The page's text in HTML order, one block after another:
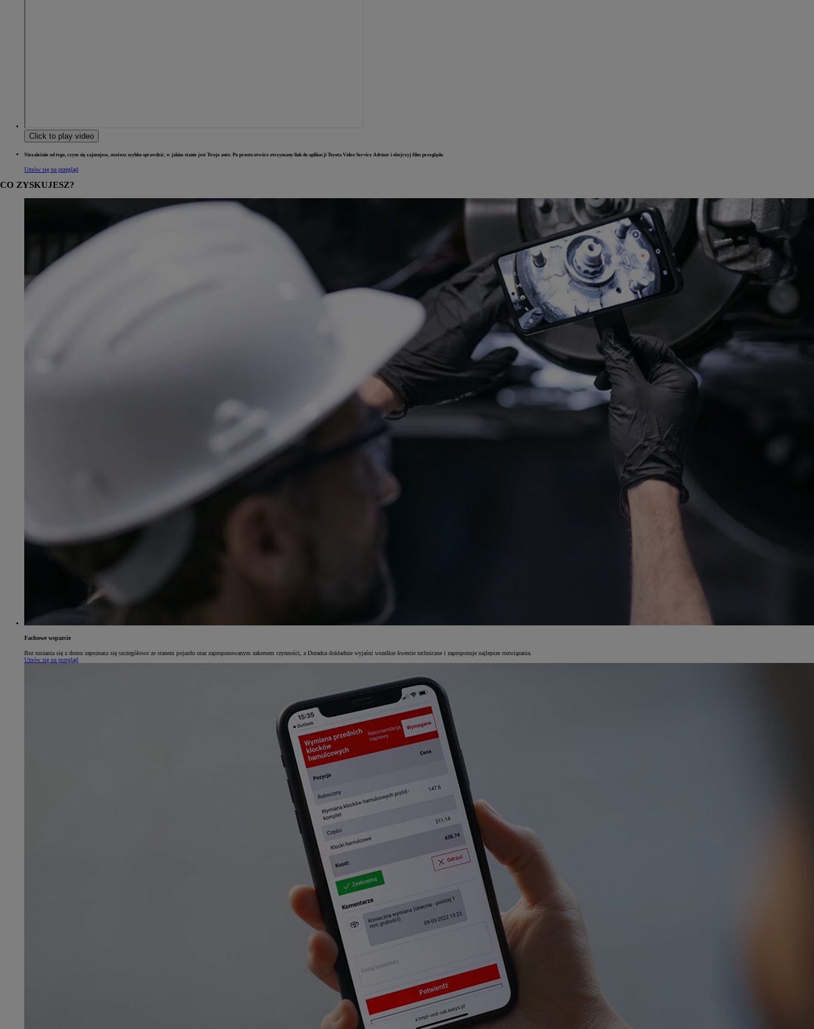
Click to play video
Niezależnie od tego, czym się zajmujesz, możesz szybko sprawdzić, w jakim stanie jest Twoje auto. Po prostu otwórz otrzymany link do aplikacji Toyota Video Service Advisor i obejrzyj film przeglądu.
Umów się na przegląd
CO ZYSKUJESZ?
Fachowe wsparcie
Bez ruszania się z domu zapoznasz się szczegółowo ze stanem pojazdu oraz zaproponowanym zakresem czynności, a Doradca dokładnie wyjaśni wszelkie kwestie techniczne i zaproponuje najlepsze rozwiązania.
Umów się na przegląd